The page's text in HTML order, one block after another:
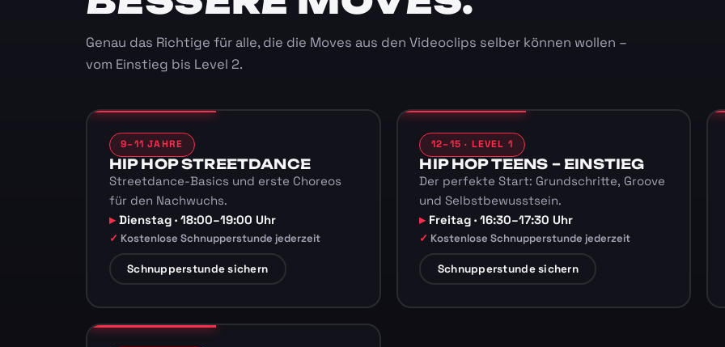
Genau das Richtige für alle, die die Moves aus den Videoclips selber können wollen –
vom Einstieg bis Level 2.
9–11 JAHRE
HIP HOP STREETDANCE
Streetdance-Basics und erste Choreos
für den Nachwuchs.
Dienstag · 18:00–19:00 Uhr
Kostenlose Schnupperstunde jederzeit
Schnupperstunde sichern
12–15 · LEVEL 1
HIP HOP TEENS – EINSTIEG
Der perfekte Start: Grundschritte, Groove
und Selbstbewusstsein.
Freitag · 16:30–17:30 Uhr
Kostenlose Schnupperstunde jederzeit
Schnupperstunde sichern